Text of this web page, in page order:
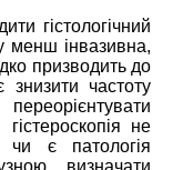
гістологічний
менш інвазивна,
призводить до
частоту
не
чи є патологія
визначати